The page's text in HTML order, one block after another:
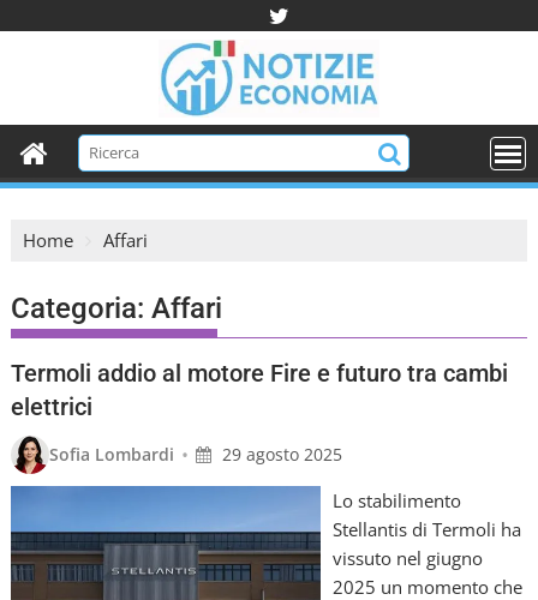
t
c
Home Affari
Categoria:Affari
Termoli addio al motore Fire e futuro tra cambi
elettrici
Sofia Lombardi • 29 agosto 2025
Lo stabilimento
Stellantis di Termoli ha
vissuto nel giugno
2025 un momento che